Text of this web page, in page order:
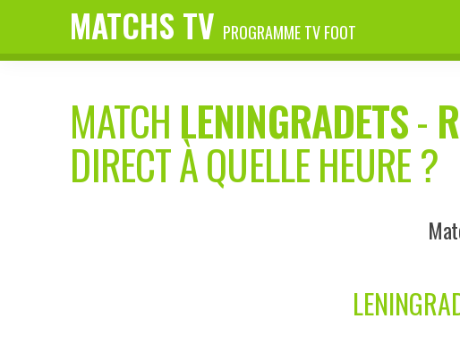
MATCHS TV PROGRAMME TV FOOT
MATCH LENINGRADETS-
DIRECT À QUELLE HEURE ?